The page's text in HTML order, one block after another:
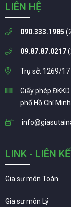
LIÊN HỆ
090.333.1985
09.87.87.0217
Trụ sở: 1269/17
Giấy phép
phố Hồ Chí
LINK - LIÊN
Gia sư môn Toán
Gia sư môn Lý